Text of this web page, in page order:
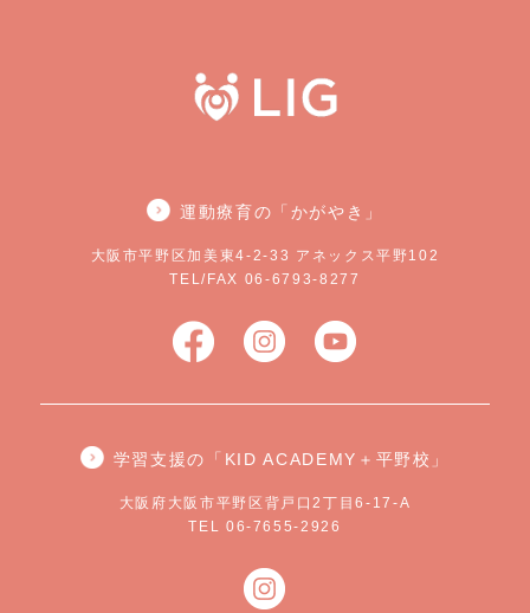
運動療育の「かがやき」
大阪市平野区加美東4-2-33 アネックス平野102
TEL/FAX 06-6793-8277
学習支援の「KID ACADEMY＋平野校」
大阪府大阪市平野区背戸口2丁目6-17-A
TEL 06-7655-2926